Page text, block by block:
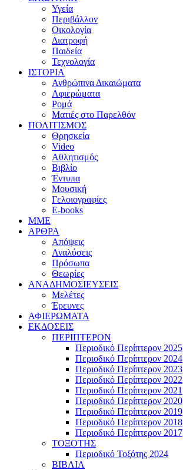
Υγεία
Περιβάλλον
Οικολογία
Διατροφή
Παιδεία
Τεχνολογία
ΙΣΤΟΡΙΑ
Ανθρώπινα Δικαιώματα
Αφιερώματα
Ρομά
Ματιές στο Παρελθόν
ΠΟΛΙΤΙΣΜΟΣ
Θρησκεία
Video
Αθλητισμός
Βιβλίο
Έντυπα
Μουσική
Γελοιογραφίες
E-books
MME
ΑΡΘΡΑ
Απόψεις
Αναλύσεις
Πρόσωπα
Θεωρίες
ΑΝΑΔΗΜΟΣΙΕΥΣΕΙΣ
Μελέτες
Έρευνες
ΑΦΙΕΡΩΜΑΤΑ
ΕΚΔΟΣΕΙΣ
ΠΕΡΙΠΤΕΡΟΝ
Περιοδικό Περίπτερον 2025
Περιοδικό Περίπτερον 2024
Περιοδικό Περίπτερον 2023
Περιοδικό Περίπτερον 2022
Περιοδικό Περίπτερον 2021
Περιοδικό Περίπτερον 2020
Περιοδικό Περίπτερον 2019
Περιοδικό Περίπτερον 2018
Περιοδικό Περίπτερον 2017
ΤΟΞΟΤΗΣ
Περιοδικό Τοξότης 2024
ΒΙΒΛΙΑ